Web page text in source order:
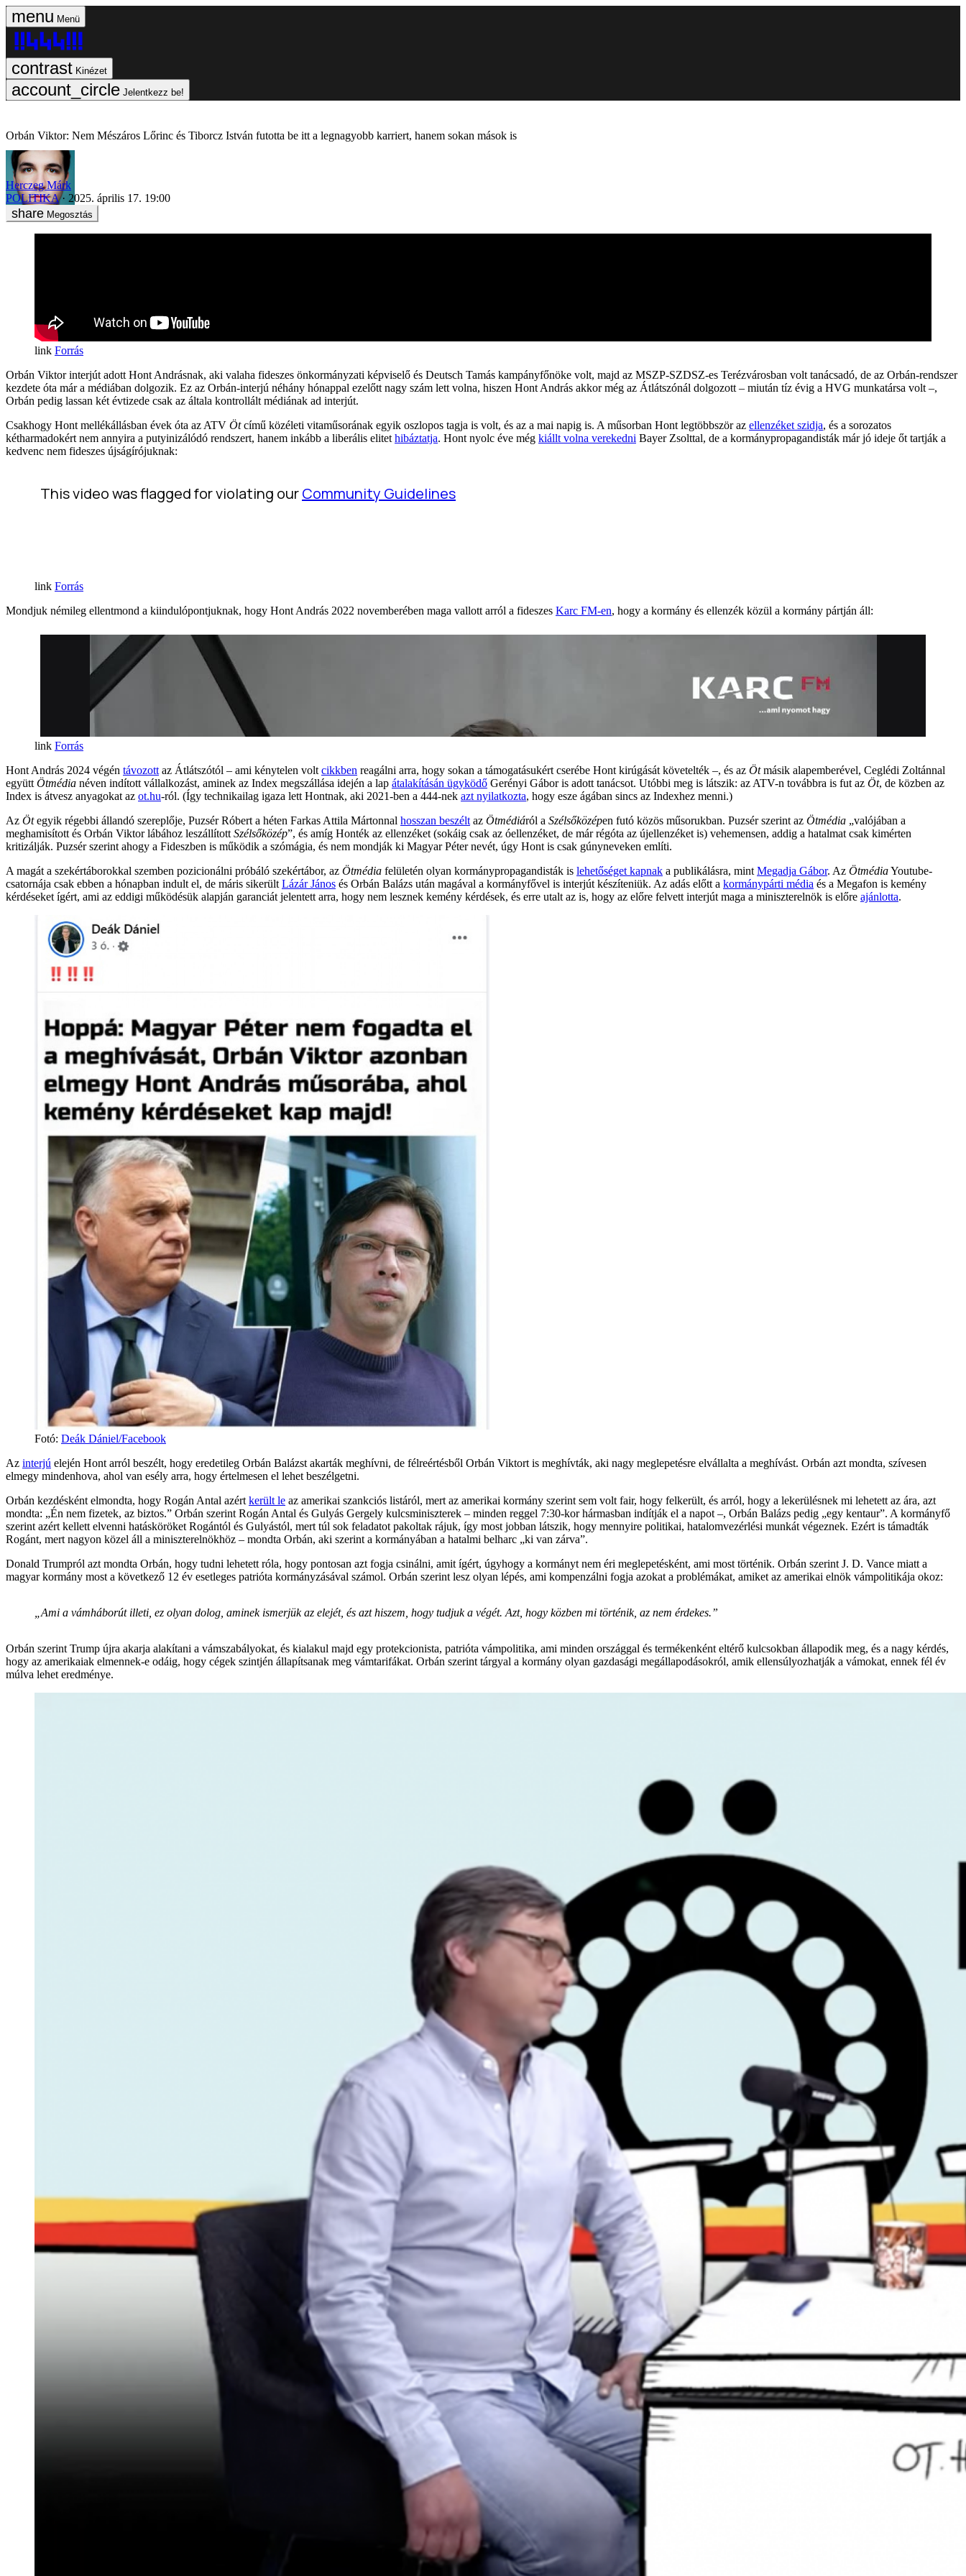
Menü
Kinézet
Jelentkezz be!
Orbán Viktor: Nem Mészáros Lőrinc és Tiborcz István futotta be itt a legnagyobb karriert, hanem sokan mások is
Herczeg Márk
POLITIKA
2025. április 17. 19:00
Megosztás
Forrás
Orbán Viktor interjút adott Hont Andrásnak, aki valaha fideszes önkormányzati képviselő és Deutsch Tamás kampányfőnöke volt, majd az MSZP-SZDSZ-es Terézvárosban volt tanácsadó, de az Orbán-rendszer
kezdete óta már a médiában dolgozik. Ez az Orbán-interjú néhány hónappal ezelőtt nagy szám lett volna, hiszen Hont András akkor még az Átlátszónál dolgozott – miután tíz évig a HVG munkatársa volt –,
Orbán pedig lassan két évtizede csak az általa kontrollált médiának ad interjút.
Csakhogy Hont mellékállásban évek óta az ATV Ötcímű közéleti vitaműsorának egyik oszlopos tagja is volt, és az a mai napig is. A műsorban Hont legtöbbször az ellenzéket szidja, és a sorozatos
kétharmadokért nem annyira a putyinizálódó rendszert, hanem inkább a liberális elitet hibáztatja. Hont nyolc éve még kiállt volna verekedni Bayer Zsolttal, de a kormánypropagandisták már jó ideje őt tartják a
kedvenc nem fideszes újságírójuknak:
Forrás
Mondjuk némileg ellentmond a kiindulópontjuknak, hogy Hont András 2022 novemberében maga vallott arról a fideszes Karc FM-en, hogy a kormány és ellenzék közül a kormány pártján áll:
Forrás
Hont András 2024 végén távozott az Átlátszótól – ami kénytelen volt cikkben reagálni arra, hogy sokan a támogatásukért cserébe Hont kirúgását követelték –, és az Ötmásik alapemberével, Ceglédi Zoltánnal
együtt Ötmédia néven indított vállalkozást, aminek az Index megszállása idején a lap átalakításán ügyködő Gerényi Gábor is adott tanácsot. Utóbbi meg is látszik: az ATV-n továbbra is fut az Öt, de közben az
Index is átvesz anyagokat az ot.hu-ról. (Így technikailag igaza lett Hontnak, aki 2021-ben a 444-nek azt nyilatkozta, hogy esze ágában sincs az Indexhez menni.)
Az Ötegyik régebbi állandó szereplője, Puzsér Róbert a héten Farkas Attila Mártonnal hosszan beszélt az Ötmédiáról a Szélsőközépen futó közös műsorukban. Puzsér szerint az Ötmédia „valójában a
meghamisított és Orbán Viktor lábához leszállított Szélsőközép”, és amíg Honték az ellenzéket (sokáig csak az óellenzéket, de már régóta az újellenzéket is) vehemensen, addig a hatalmat csak kimérten
kritizálják. Puzsér szerint ahogy a Fideszben is működik a szómágia, és nem mondják ki Magyar Péter nevét, úgy Hont is csak gúnyneveken említi.
A magát a szekértáborokkal szemben pozicionálni próbáló szekértábor, az Ötmédia felületén olyan kormánypropagandisták is lehetőséget kapnak a publikálásra, mint Megadja Gábor. Az ÖtmédiaYoutube-
csatornája csak ebben a hónapban indult el, de máris sikerült Lázár János és Orbán Balázs után magával a kormányfővel is interjút készíteniük. Az adás előtt a kormánypárti média és a Megafon is kemény
kérdéseket ígért, ami az eddigi működésük alapján garanciát jelentett arra, hogy nem lesznek kemény kérdések, és erre utalt az is, hogy az előre felvett interjút maga a miniszterelnök is előre ajánlotta.
Fotó: Deák Dániel/Facebook
Az interjú elején Hont arról beszélt, hogy eredetileg Orbán Balázst akarták meghívni, de félreértésből Orbán Viktort is meghívták, aki nagy meglepetésre elvállalta a meghívást. Orbán azt mondta, szívesen
elmegy mindenhova, ahol van esély arra, hogy értelmesen el lehet beszélgetni.
Orbán kezdésként elmondta, hogy Rogán Antal azért került le az amerikai szankciós listáról, mert az amerikai kormány szerint sem volt fair, hogy felkerült, és arról, hogy a lekerülésnek mi lehetett az ára, azt
mondta: „Én nem fizetek, az biztos.” Orbán szerint Rogán Antal és Gulyás Gergely kulcsminiszterek – minden reggel 7:30-kor hármasban indítják el a napot –, Orbán Balázs pedig „egy kentaur”. A kormányfő
szerint azért kellett elvenni hatásköröket Rogántól és Gulyástól, mert túl sok feladatot pakoltak rájuk, így most jobban látszik, hogy mennyire politikai, hatalomvezérlési munkát végeznek. Ezért is támadták
Rogánt, mert nagyon közel áll a miniszterelnökhöz – mondta Orbán, aki szerint a kormányában a hatalmi belharc „ki van zárva”.
Donald Trumpról azt mondta Orbán, hogy tudni lehetett róla, hogy pontosan azt fogja csinálni, amit ígért, úgyhogy a kormányt nem éri meglepetésként, ami most történik. Orbán szerint J. D. Vance miatt a
magyar kormány most a következő 12 év esetleges patrióta kormányzásával számol. Orbán szerint lesz olyan lépés, ami kompenzálni fogja azokat a problémákat, amiket az amerikai elnök vámpolitikája okoz:
„Ami a vámháborút illeti, ez olyan dolog, aminek ismerjük az elejét, és azt hiszem, hogy tudjuk a végét. Azt, hogy közben mi történik, az nem érdekes.”
Orbán szerint Trump újra akarja alakítani a vámszabályokat, és kialakul majd egy protekcionista, patrióta vámpolitika, ami minden országgal és termékenként eltérő kulcsokban állapodik meg, és a nagy kérdés,
hogy az amerikaiak elmennek-e odáig, hogy cégek szintjén állapítsanak meg vámtarifákat. Orbán szerint tárgyal a kormány olyan gazdasági megállapodásokról, amik ellensúlyozhatják a vámokat, ennek fél év
múlva lehet eredménye.